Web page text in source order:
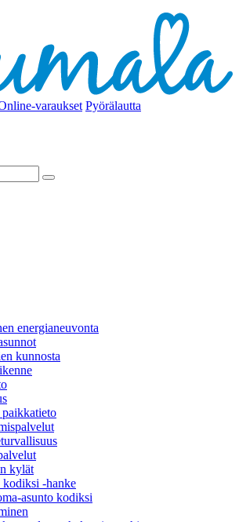
varaukset Pyörälautta
energianeuvonta
kunnosta
kylät
kodiksi -hanke
asunto kodiksi